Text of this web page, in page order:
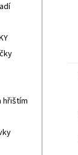
hřištím